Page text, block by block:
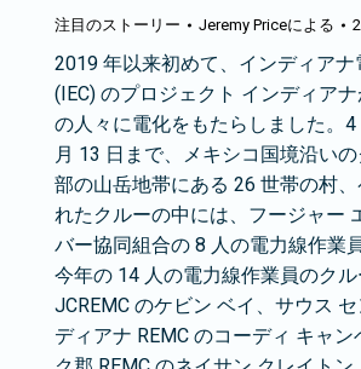
注目のストーリー Jeremy Priceによる
2019 年以来初めて、インディアナ
(IEC) のプロジェクト インディア
の人々に電化をもたらしました。4
月 13 日まで、メキシコ国境沿い
部の山岳地帯にある 26 世帯の村
れたクルーの中には、フージャー
バー協同組合の 8 人の電力線作業
今年の 14 人の電力線作業員のクル
JCREMC のケビン ベイ、サウス
ディアナ REMC のコーディ キャ